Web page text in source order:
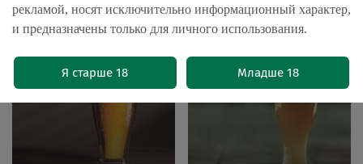
Пиво Пражечка / Prazacka
Светлое пиво Пшеничное пиво
рекламой, носят исключительно информационный характер,
и предназначены только для личного использования.
Я старше 18 Младше 18